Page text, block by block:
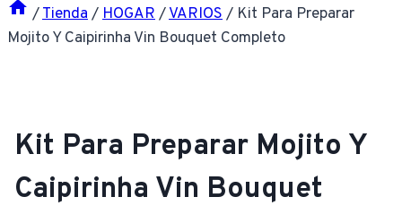
/Tienda/HOGAR/VARIOS/ Kit Para Preparar
Mojito Y Caipirinha Vin Bouquet Completo
Kit Para Preparar Mojito Y
Caipirinha Vin Bouquet